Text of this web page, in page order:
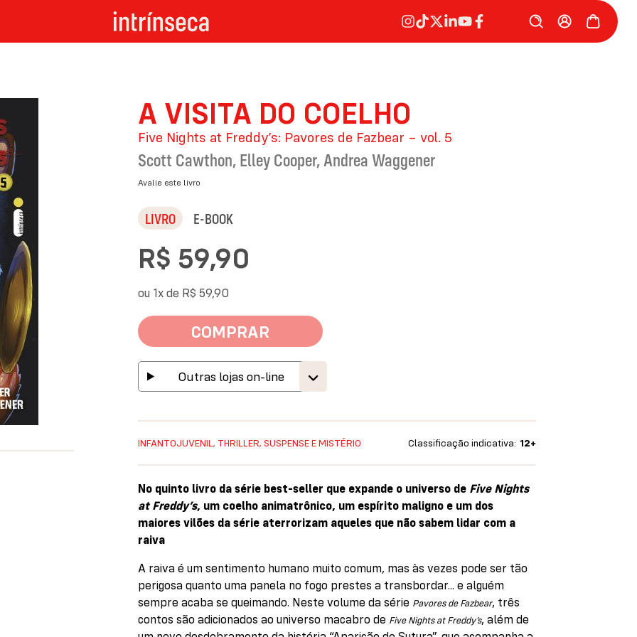
A VISITA DO COELHO
Five Nights at Freddy’s: Pavores de Fazbear – vol. 5
Scott Cawthon, Elley Cooper,Andrea Waggener
Avalie este livro
LIVRO E-BOOK
COMPRAR
R$ 59,90
ou 1x de R$ 59,90
Outras lojas on-line
INFANTOJUVENIL, THRILLER, SUSPENSE E MISTÉRIO Classificação indicativa: 12+
No quinto livro da série best-seller que expande o universo de Five Nights
at Freddy’s, um coelho animatrônico, um espírito maligno e um dos
maiores vilões da série aterrorizam aqueles que não sabem lidar com a
raiva
A raiva é um sentimento humano muito comum, mas às vezes pode ser tão
perigosa quanto uma panela no fogo prestes a transbordar... e alguém
sempre acaba se queimando. Neste volume da série Pavores de Fazbear, três
contos são adicionados ao universo macabro de Five Nights at Freddy’s, além de